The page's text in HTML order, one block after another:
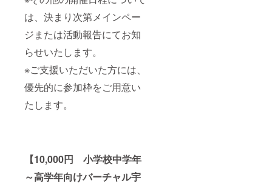
は、決まり次第メインペー
ジまたは活動報告にてお知
らせいたします。
※ご支援いただいた方には、
優先的に参加枠をご用意い
たします。
【10,000円 小学校中学年
～高学年向けバーチャル宇